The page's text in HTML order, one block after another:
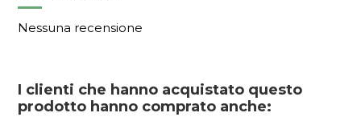
Nessuna recensione
I clienti che hanno acquistato questo
prodotto hanno comprato anche: